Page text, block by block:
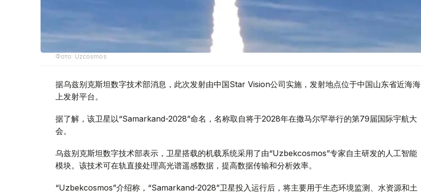
Фото: Uzcosmos
据乌兹别克斯坦数字技术部消息，此次发射由中国Star Vision公司实施，发射地点位于中国山东省近海海
上发射平台。
据了解，该卫星以“Samarkand-2028”命名，名称取自将于2028年在撒马尔罕举行的第79届国际宇航大
会。
乌兹别克斯坦数字技术部表示，卫星搭载的机载系统采用了由“Uzbekcosmos”专家自主研发的人工智能
模块。该技术可在轨直接处理高光谱遥感数据，提高数据传输和分析效率。
“Uzbekcosmos”介绍称，“Samarkand-2028”卫星投入运行后，将主要用于生态环境监测、水资源和土